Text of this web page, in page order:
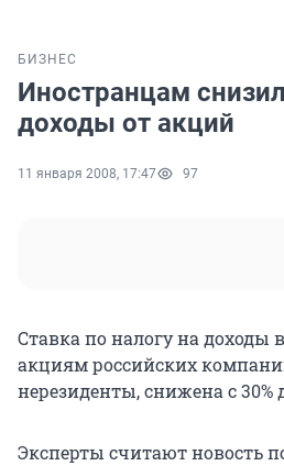
БИЗНЕС
Иностранцам
доходы от акций
11 января 2008, 17:47 97
Ставка по налогу на доходы
акциям российских
нерезиденты, снижена с 30%
Эксперты считают новость